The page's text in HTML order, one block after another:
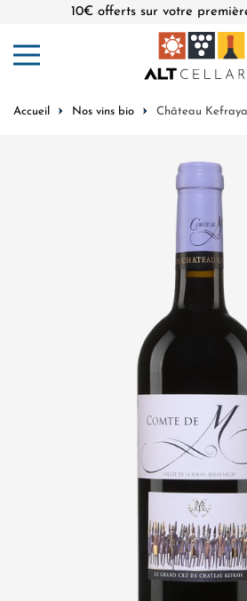
10€ offerts sur votre
Accueil Nos vins bio Château